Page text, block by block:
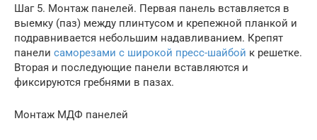
Шаг 5. Монтаж панелей. Первая панель вставляется в
выемку (паз) между плинтусом и крепежной планкой и
подравнивается небольшим надавливанием. Крепят
панели саморезами с широкой пресс-шайбой к решетке.
Вторая и последующие панели вставляются и
фиксируются гребнями в пазах.
Монтаж МДФ панелей